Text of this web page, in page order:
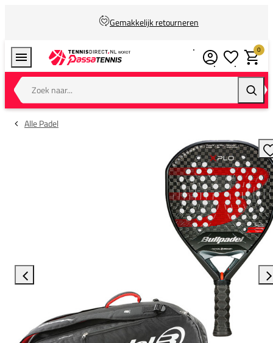
Gemakkelijk retourneren
Zoek naar...
0
Alle Padel